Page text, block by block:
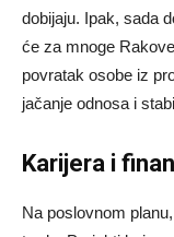
dobijaju. Ipak, sada
će za mnoge
povratak osobe iz
jačanje odnosa i
Karijera i
Na poslovnom